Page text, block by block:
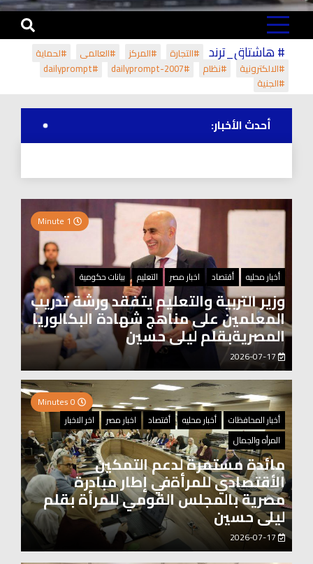
# هاشتاق_ترند #التجارة #المركز #العالمي
#لحماية
#الالكترونية
#نظام #dailyprompt-2007
#dailyprompt
#الجنية
أحدث الأخبار:
أخبار محليه أقتصاد اخبار مصر التعليم بيانات حكومية
وزير التربية والتعليم يتفقد ورشة تدريب
المعلمين على مناهج شهادة البكالوريا
المصريةبقلم ليلى حسين
أخبار المحافظات
أخبار محليه أقتصاد اخبار مصر
اخر الاخبار
المرأه والجمال
مائدة مستمرة لدعم التمكين
الأقتصادي للمرأةفي إطار مبادرة
مصرية بالمجلس القومي للمرأة بقلم
ليلى حسين
2026-07-17